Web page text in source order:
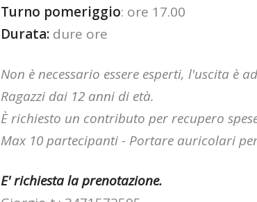
Turno pomeriggio: ore 17.00
Durata: dure ore
Non è necessario essere esperti, l'uscita è
Ragazzi dai 12 anni di età.
È richiesto un contributo per recupero
Max 10 partecipanti - Portare auricolari
E' richiesta la prenotazione.